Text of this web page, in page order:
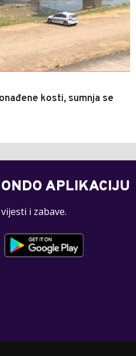
kosti, sumnja se
APLIKACIJU
i zabave.